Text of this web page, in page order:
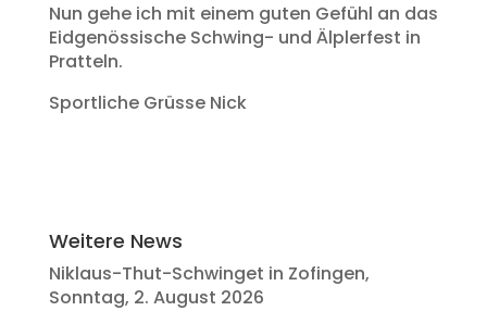
Nun gehe ich mit einem guten Gefühl an das
Eidgenössische Schwing- und Älplerfest in
Pratteln.
Sportliche Grüsse Nick
Weitere News
Niklaus-Thut-Schwinget in Zofingen,
Sonntag, 2. August 2026